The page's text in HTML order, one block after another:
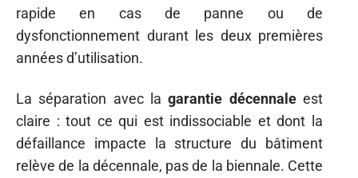
rapide en cas de panne ou de
dysfonctionnement durant les deux premières
années d’utilisation.
La séparation avec lagarantie décennaleest
claire : tout ce qui est indissociable et dont la
défaillance impacte la structure du bâtiment
relève de la décennale, pas de la biennale. Cette